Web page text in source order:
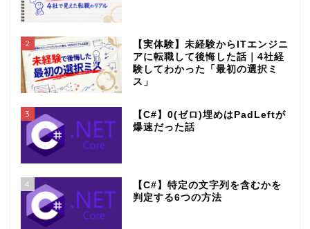
2
【実体験】未経験からITエンジニ
アに転職して後悔した話｜4社経
験してわかった「最初の選択ミ
ス」
3
【C#】0(ゼロ)埋めはPadLeftが
爆速だった話
4
【C#】特定の文字列を含むかを
判定する6つの方法